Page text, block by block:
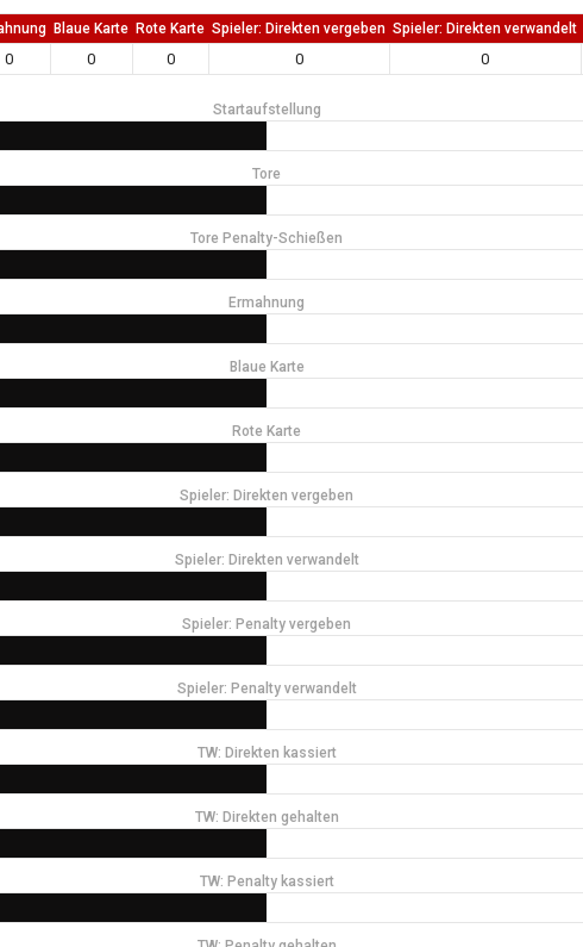
Blaue Karte Rote Karte Spieler: Direkten vergeben Spieler: Direkten verwandelt
0 0 0 0 0
Startaufstellung
Tore
Tore Penalty-Schießen
Ermahnung
Blaue Karte
Rote Karte
Spieler: Direkten vergeben
Spieler: Direkten verwandelt
Spieler: Penalty vergeben
Spieler: Penalty verwandelt
TW: Direkten kassiert
TW: Direkten gehalten
TW: Penalty kassiert